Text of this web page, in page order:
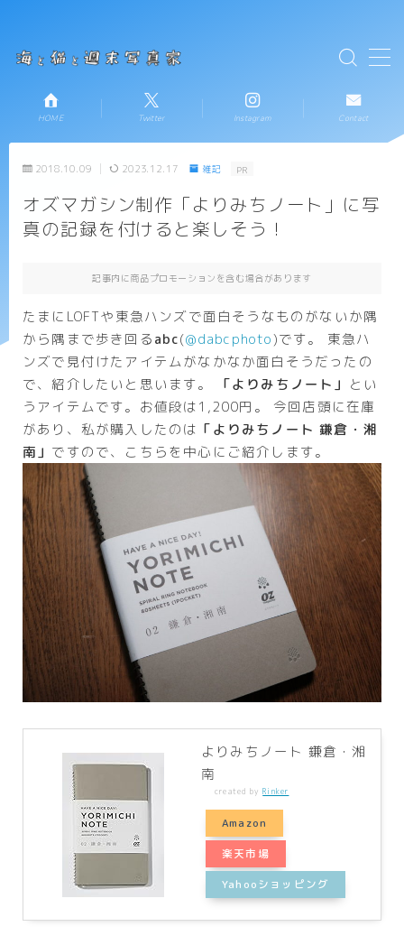
MENU
HOME
お知らせ
新着記事一覧
プロフィール
コンタクト
HOME Twitter Instagram Contact
2018.10.09 2023.12.17 雑記 PR
オズマガシン制作「よりみちノート」に写
真の記録を付けると楽しそう！
記事内に商品プロモーションを含む場合があります
たまにLOFTや東急ハンズで面白そうなものがないか隅
から隅まで歩き回るabc(@dabcphoto)です。 東急ハ
ンズで見付けたアイテムがなかなか面白そうだったの
で、紹介したいと思います。
「よりみちノート」 とい
うアイテムです。お値段は1,200円。 今回店頭に在庫
があり、私が購入したのは 「よりみちノート 鎌倉・湘
南」 ですので、こちらを中心にご紹介します。
よりみちノート 鎌倉・湘
南
created byRinker
Amazon
楽天市場
Yahooショッピング